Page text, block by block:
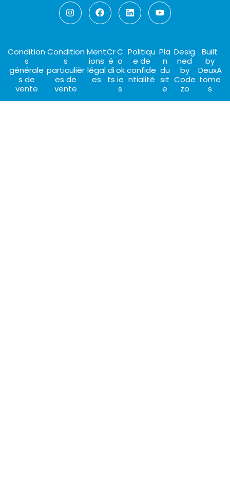
Condition
s
générale
s de
vente
Condition
s
particulièr
es de
vente
Ment
ions
légal
es
Cr
é
di
ts
C
o
ok
ie
s
Politiqu
e de
confide
ntialité
Pla
n
du
sit
e
Desig
ned
by
Code
zo
Built
by
DeuxA
tome
s